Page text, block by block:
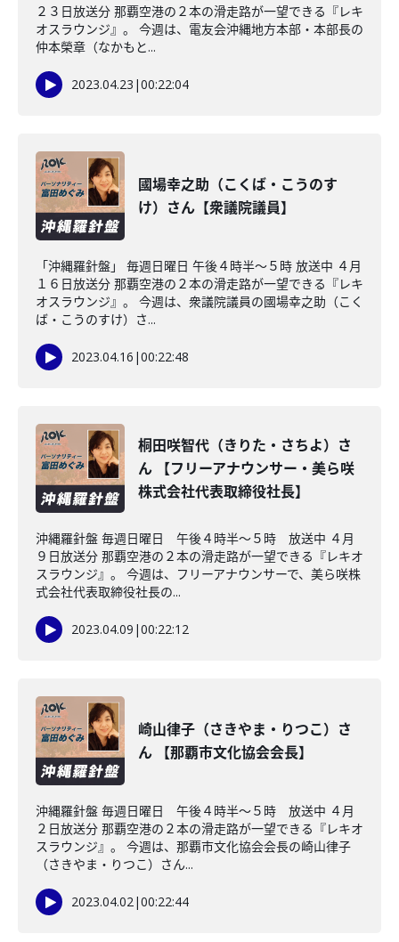
２３日放送分 那覇空港の２本の滑走路が一望できる『レキ
オスラウンジ』。 今週は、電友会沖縄地方本部・本部長の
仲本榮章（なかもと...
2023.04.23 |00:22:04
國場幸之助（こくば・こうのす
け）さん【衆議院議員】
「沖縄羅針盤」 毎週日曜日 午後４時半～５時 放送中 ４月
１６日放送分 那覇空港の２本の滑走路が一望できる『レキ
オスラウンジ』。 今週は、衆議院議員の國場幸之助（こく
ば・こうのすけ）さ...
2023.04.16 |00:22:48
桐田咲智代（きりた・さちよ）さ
ん 【フリーアナウンサー・美ら咲
株式会社代表取締役社長】
沖縄羅針盤 毎週日曜日 午後４時半～５時 放送中 ４月
９日放送分 那覇空港の２本の滑走路が一望できる『レキオ
スラウンジ』。 今週は、フリーアナウンサーで、美ら咲株
式会社代表取締役社長の...
2023.04.09 |00:22:12
崎山律子（さきやま・りつこ）さ
ん 【那覇市文化協会会長】
沖縄羅針盤 毎週日曜日 午後４時半～５時 放送中 ４月
２日放送分 那覇空港の２本の滑走路が一望できる『レキオ
スラウンジ』。 今週は、那覇市文化協会会長の崎山律子
（さきやま・りつこ）さん...
2023.04.02|00:22:44